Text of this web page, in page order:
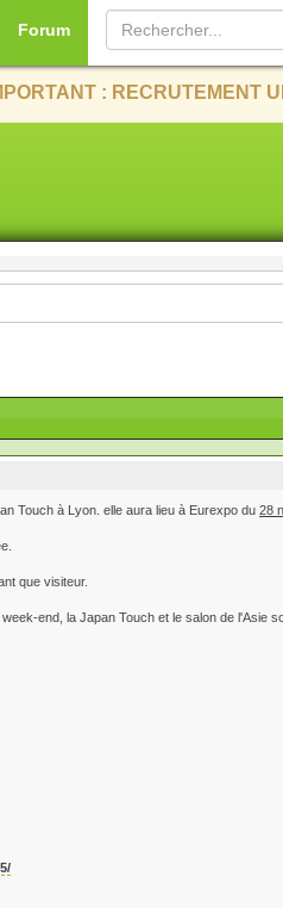
Forum
: RECRUTEMENT
Touch à Lyon. elle aura lieu à Eurexpo du 28
que visiteur.
end, la Japan Touch et le salon de l'Asie